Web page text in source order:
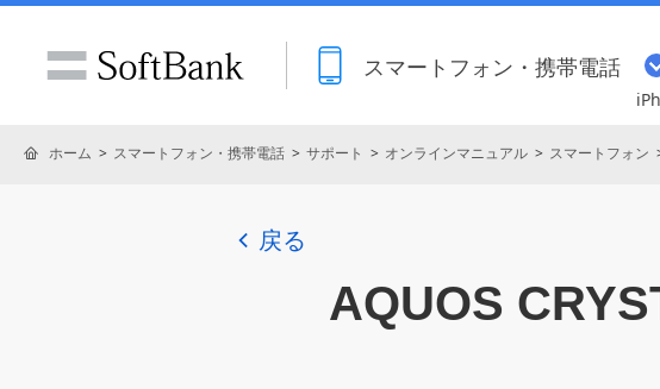
スマートフォン・携帯電話
ホーム スマートフォン・携帯電話 サポート オンラインマニュアル スマートフォン
戻る
AQUOS